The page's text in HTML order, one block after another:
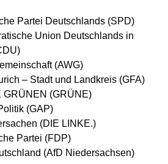
Partei Deutschlands (SPD)
Union Deutschlands in
(AWG)
– Stadt und Landkreis (GFA)
GRÜNEN (GRÜNE)
(GAP)
(DIE LINKE.)
Partei (FDP)
(AfD Niedersachsen)